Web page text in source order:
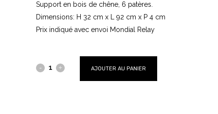
Support en bois de chêne, 6 patères.
Dimensions: H 32 cm x L 92 cm x P 4 cm
Prix indiqué avec envoi Mondial Relay
AJOUTER AU PANIER